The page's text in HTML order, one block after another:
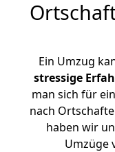
Ein Umzug
stressige
man sich für
nach
haben wir
Umzüge